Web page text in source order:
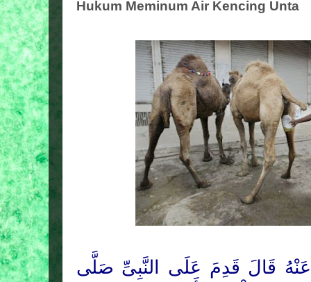
Hukum Meminum Air Kencing Unta
قَالَ قَدِمَ عَلَى النَّبِىِّ صَلَّى